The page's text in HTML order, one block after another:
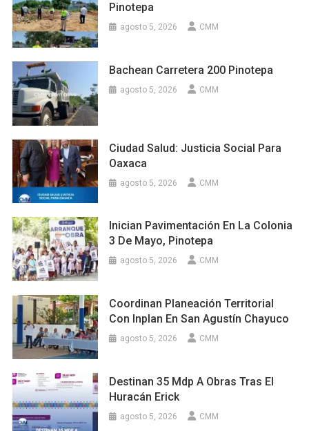
Pinotepa
agosto 5, 2026 CMM
Bachean Carretera 200 Pinotepa
agosto 5, 2026 CMM
Ciudad Salud: Justicia Social Para
Oaxaca
agosto 5, 2026 CMM
Inician Pavimentación En La Colonia
3 De Mayo, Pinotepa
agosto 5, 2026 CMM
Coordinan Planeación Territorial
Con Inplan En San Agustín Chayuco
agosto 5, 2026 CMM
Destinan 35 Mdp A Obras Tras El
Huracán Erick
agosto 5, 2026 CMM